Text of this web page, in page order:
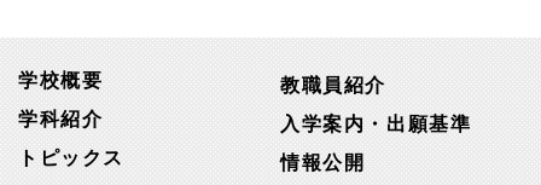
学校概要
学科紹介
トピックス
教職員紹介
入学案内・出願基準
情報公開